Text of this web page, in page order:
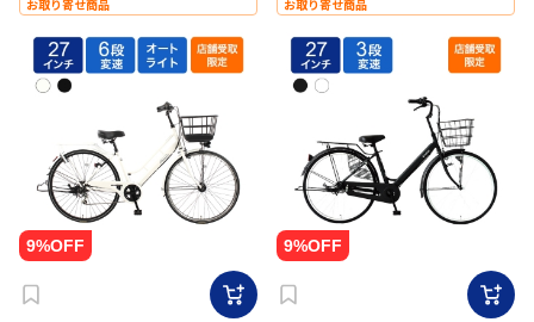
お取り寄せ商品 お取り寄せ商品